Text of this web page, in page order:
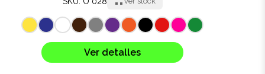
Ver detalles